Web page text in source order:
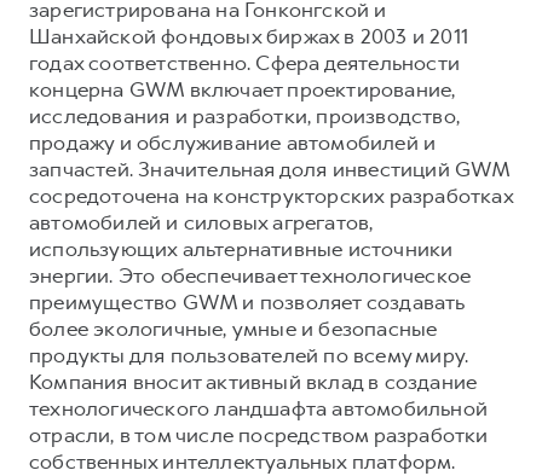
зарегистрирована на Гонконгской и
Шанхайской фондовых биржах в 2003 и 2011
годах соответственно. Сфера деятельности
концерна GWM включает проектирование,
исследования и разработки, производство,
продажу и обслуживание автомобилей и
запчастей. Значительная доля инвестиций GWM
сосредоточена на конструкторских разработках
автомобилей и силовых агрегатов,
использующих альтернативные источники
энергии. Это обеспечивает технологическое
преимущество GWM и позволяет создавать
более экологичные, умные и безопасные
продукты для пользователей по всему миру.
Компания вносит активный вклад в создание
технологического ландшафта автомобильной
отрасли, в том числе посредством разработки
собственных интеллектуальных платформ.